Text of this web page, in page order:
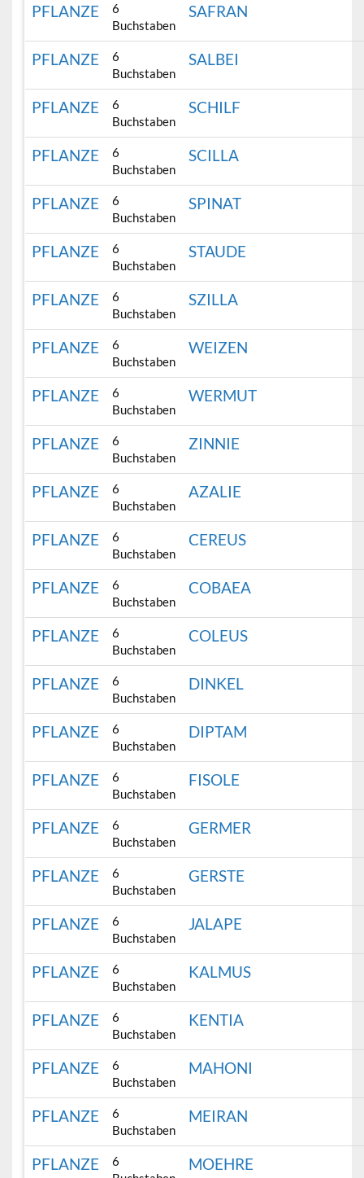
PFLANZE
6
Buchstaben
SAFRAN
PFLANZE
6
Buchstaben
SALBEI
PFLANZE
6
Buchstaben
SCHILF
PFLANZE
6
Buchstaben
SCILLA
PFLANZE
6
Buchstaben
SPINAT
PFLANZE
6
Buchstaben
STAUDE
PFLANZE
6
Buchstaben
SZILLA
PFLANZE
6
Buchstaben
WEIZEN
PFLANZE
6
Buchstaben
WERMUT
PFLANZE
6
Buchstaben
ZINNIE
PFLANZE
6
Buchstaben
AZALIE
PFLANZE
6
Buchstaben
CEREUS
PFLANZE
6
Buchstaben
COBAEA
PFLANZE
6
Buchstaben
COLEUS
PFLANZE
6
Buchstaben
DINKEL
PFLANZE
6
Buchstaben
DIPTAM
PFLANZE
6
Buchstaben
FISOLE
PFLANZE
6
Buchstaben
GERMER
PFLANZE
6
Buchstaben
GERSTE
PFLANZE
6
Buchstaben
JALAPE
PFLANZE
6
Buchstaben
KALMUS
PFLANZE
6
Buchstaben
KENTIA
PFLANZE
6
Buchstaben
MAHONI
PFLANZE
6
Buchstaben
MEIRAN
PFLANZE
6
MOEHRE